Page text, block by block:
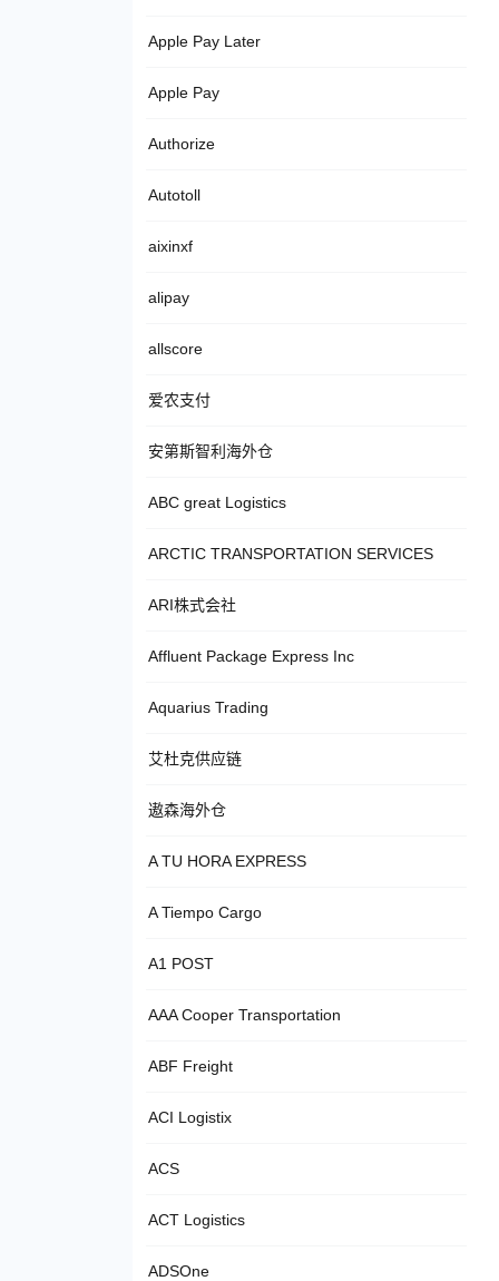
Apple Pay Later
Apple Pay
Authorize
Autotoll
aixinxf
alipay
allscore
爱农支付
安第斯智利海外仓
ABC great Logistics
ARCTIC TRANSPORTATION SERVICES
ARI株式会社
Affluent Package Express Inc
Aquarius Trading
艾杜克供应链
遨森海外仓
A TU HORA EXPRESS
A Tiempo Cargo
A1 POST
AAA Cooper Transportation
ABF Freight
ACI Logistix
ACS
ACT Logistics
ADSOne